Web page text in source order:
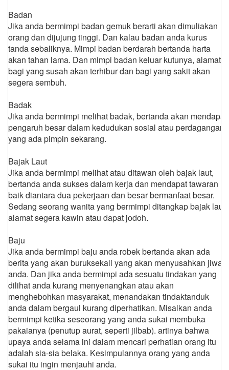
Badan
Jika anda bermimpi badan gemuk berarti akan dimuliakan
orang dan dijujung tinggi. Dan kalau badan anda kurus
tanda sebaliknya. Mimpi badan berdarah bertanda harta
akan tahan lama. Dan mimpi badan keluar kutunya, alamat
bagi yang susah akan terhibur dan bagi yang sakit akan
segera sembuh.
Badak
Jika anda bermimpi melihat badak, bertanda akan mendapat
pengaruh besar dalam kedudukan sosial atau perdagangan
yang ada pimpin sekarang.
Bajak Laut
Jika anda bermimpi melihat atau ditawan oleh bajak laut,
bertanda anda sukses dalam kerja dan mendapat tawaran
baik diantara dua pekerjaan dan besar bermanfaat besar.
Sedang seorang wanita yang bermimpi ditangkap bajak laut
alamat segera kawin atau dapat jodoh.
Baju
Jika anda bermimpi baju anda robek bertanda akan ada
berita yang akan buruksekali yang akan menyusahkan jiwa
anda. Dan jika anda bermimpi ada sesuatu tindakan yang
dilihat anda kurang menyenangkan atau akan
menghebohkan masyarakat, menandakan tindaktanduk
anda dalam bergaul kurang diperhatikan. Misalkan anda
bermimpi ketika seseorang yang anda sukai membuka
pakaianya (penutup aurat, seperti jilbab). artinya bahwa
upaya anda selama ini dalam mencari perhatian orang itu
adalah sia-sia belaka. Kesimpulannya orang yang anda
sukai itu ingin menjauhi anda.